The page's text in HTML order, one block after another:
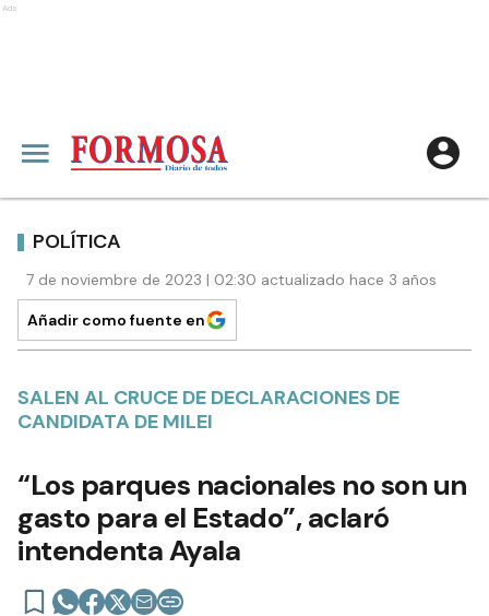
Ads
POLÍTICA
7 de noviembre de 2023 | 02:30 actualizado hace 3 años
Añadir como fuente en
SALEN AL CRUCE DE DECLARACIONES DE
CANDIDATA DE MILEI
“Los parques nacionales no son un
gasto para el Estado”, aclaró
intendenta Ayala